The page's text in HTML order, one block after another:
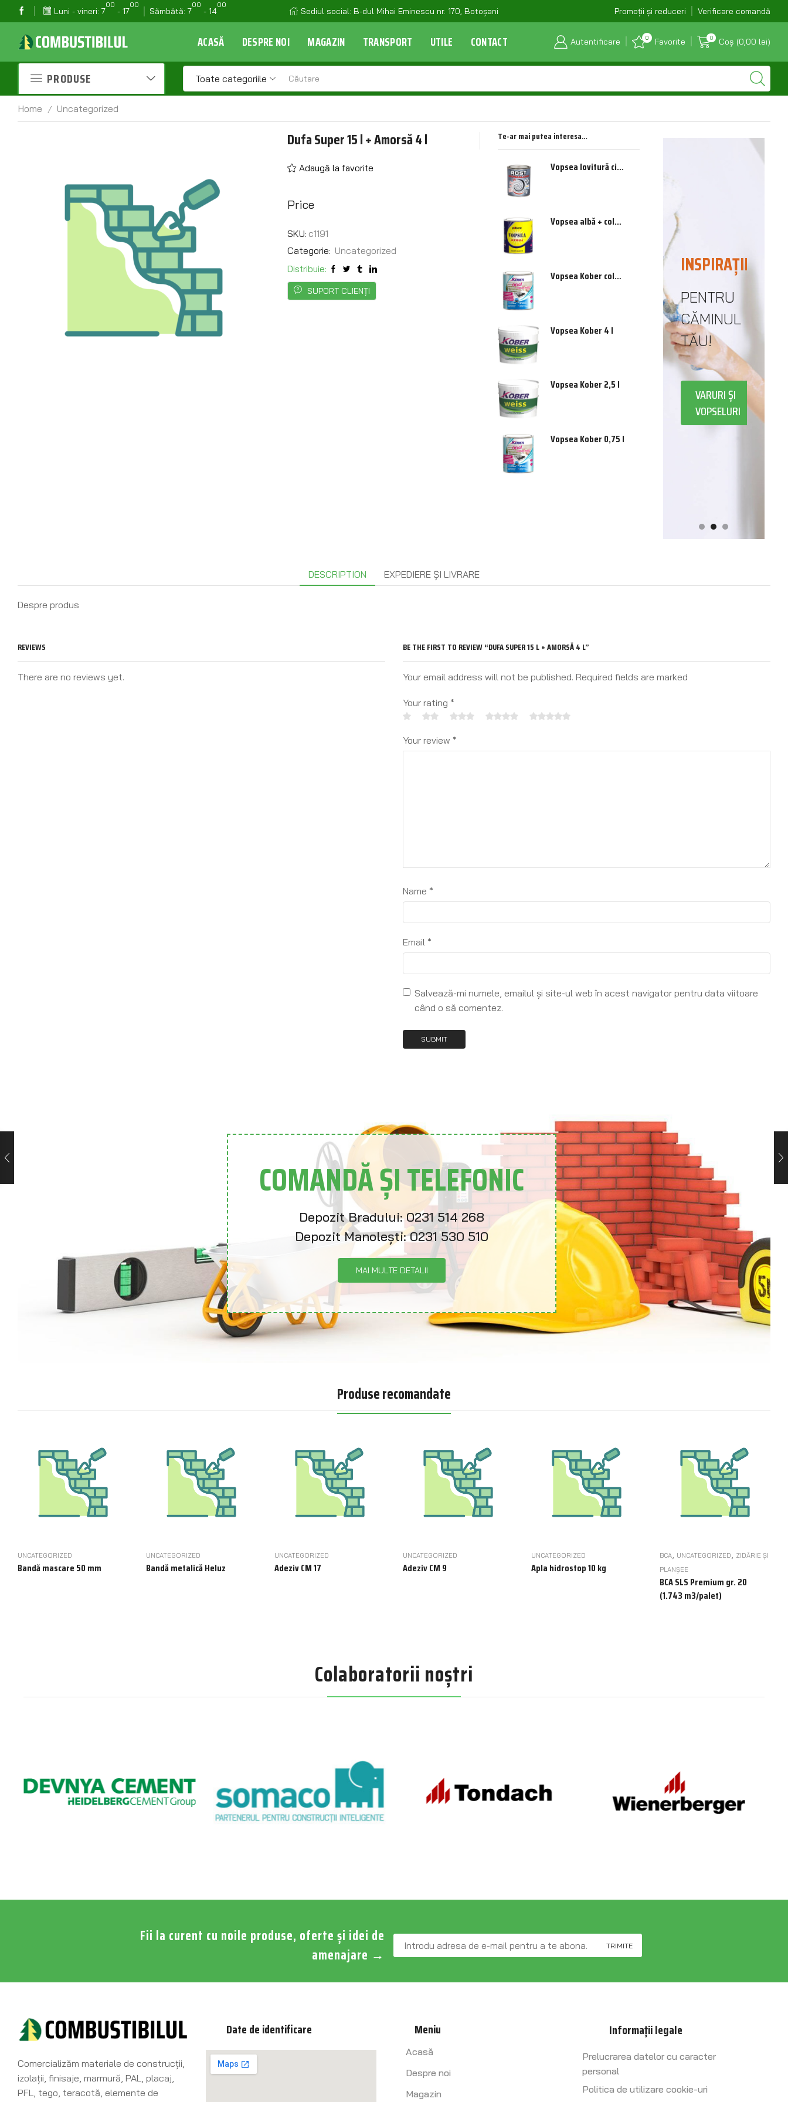
Luni - vineri: 7
00
- 17
00
Sămbătă: 7
00
- 14
00
Depozit Manolești: 0231 530 510 Sediul social: B-dul Mihai Eminescu nr. 170, Botoșani E-mail: combustibilul_bt@yahoo.com
Promoții și reduceri Verificare comandă
ACASĂ DESPRE NOI MAGAZIN TRANSPORT UTILE CONTACT Autentificare 0 Favorite 0 Coș (0,00 lei)
PRODUSE Toate categoriile
Home / Uncategorized
Dufa Super 15 l + Amorsă 4 l
Adaugă la favorite
Price
SKU: c1191
Categorie: Uncategorized
Distribuie:
SUPORT CLIENȚI
Te-ar mai putea interesa…
Vopsea lovitură ciocan pentru tablă 0,75 l (gri)
Vopsea albă + color 0,60 l
Vopsea Kober color 0,75 l
Vopsea Kober 4 l
Vopsea Kober 2,5 l
Vopsea Kober 0,75 l
PROTEJAREA
LOCUINȚEI
DE
EXTERNI
TIGLĂ
METALICĂ
DE LA INSPIRAȚIE
PENTRU
CĂMINUL
TĂU!
VARURI ȘI
VOPSELURI
DESCRIPTION EXPEDIERE ȘI LIVRARE
Despre produs
REVIEWS
There are no reviews yet.
BE THE FIRST TO REVIEW “DUFA SUPER 15 L + AMORSĂ 4 L”
Your email address will not be published. Required fields are marked
Your rating *
Your review *
Name *
Email *
Salvează-mi numele, emailul și site-ul web în acest navigator pentru data viitoare
când o să comentez.
COMANDĂ ȘI TELEFONIC
Depozit Bradului:0231 514 268
Depozit Manolești:0231 530 510
MAI MULTE DETALII
Produse recomandate
UNCATEGORIZED
Bandă mascare 50 mm
UNCATEGORIZED
Bandă metalică Heluz
UNCATEGORIZED
Adeziv CM 17
UNCATEGORIZED
Adeziv CM 9
UNCATEGORIZED
Apla hidrostop 10 kg
BCA UNCATEGORIZED
ZIDĂRIE ȘI
PLANȘEE
BCA SLS Premium gr. 20
(1.743 m3/palet)
Colaboratorii noștri
Fii la curent cu noile produse, oferte și idei de
amenajare →
Comercializăm materiale de construcţii,
izolaţii, finisaje, marmură, PAL, placaj,
PFL, tego, teracotă, elemente de
Date de identificare Meniu
Acasă
Despre noi
Magazin
Informații legale
Prelucrarea datelor cu caracter
personal
Politica de utilizare cookie-uri